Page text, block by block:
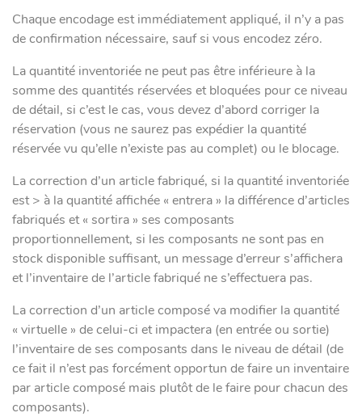
Chaque encodage est immédiatement appliqué, il n’y a pas
de confirmation nécessaire, sauf si vous encodez zéro.
La quantité inventoriée ne peut pas être inférieure à la
somme des quantités réservées et bloquées pour ce niveau
de détail, si c’est le cas, vous devez d’abord corriger la
réservation (vous ne saurez pas expédier la quantité
réservée vu qu’elle n’existe pas au complet) ou le blocage.
La correction d’un article fabriqué, si la quantité inventoriée
est > à la quantité affichée « entrera » la différence d’articles
fabriqués et « sortira » ses composants
proportionnellement, si les composants ne sont pas en
stock disponible suffisant, un message d’erreur s’affichera
et l’inventaire de l’article fabriqué ne s’effectuera pas.
La correction d’un article composé va modifier la quantité
« virtuelle » de celui-ci et impactera (en entrée ou sortie)
l’inventaire de ses composants dans le niveau de détail (de
ce fait il n’est pas forcément opportun de faire un inventaire
par article composé mais plutôt de le faire pour chacun des
composants).